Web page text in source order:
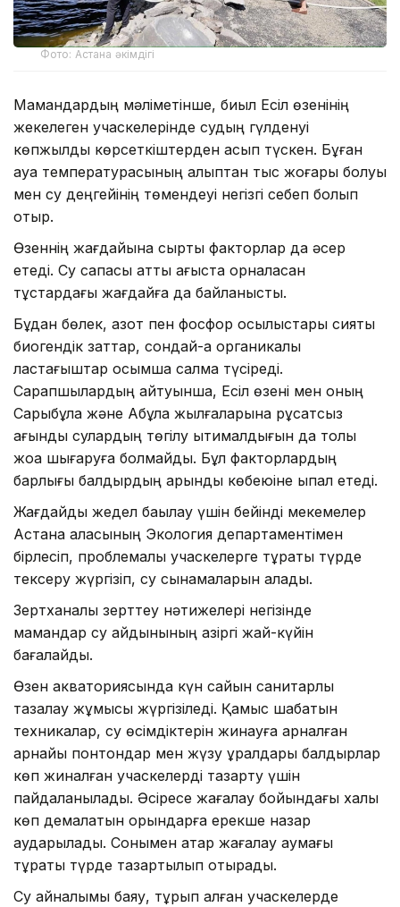
Фото: Астана әкімдігі
Мамандардың мәліметінше, биыл Есіл өзенінің
жекелеген учаскелерінде судың гүлденуі
көпжылдық көрсеткіштерден асып түскен. Бұған
ауа температурасының қалыптан тыс жоғары болуы
мен су деңгейінің төмендеуі негізгі себеп болып
отыр.
Өзеннің жағдайына сыртқы факторлар да әсер
етеді. Су сапасы қатты ағыста орналасқан
тұстардағы жағдайға да байланысты.
Бұдан бөлек, азот пен фосфор қосылыстары сияқты
биогендік заттар, сондай-ақ органикалық
ластағыштар қосымша салмақ түсіреді.
Сарапшылардың айтуынша, Есіл өзені мен оның
Сарыбұлақ және Ақбұлақ жылғаларына рұқсатсыз
ағынды сулардың төгілу ықтималдығын да толық
жоққа шығаруға болмайды. Бұл факторлардың
барлығы балдырдың қарқынды көбеюіне ықпал етеді.
Жағдайды жедел бақылау үшін бейінді мекемелер
Астана қаласының Экология департаментімен
бірлесіп, проблемалы учаскелерге тұрақты түрде
тексеру жүргізіп, су сынамаларын алады.
Зертханалық зерттеу нәтижелері негізінде
мамандар су айдынының қазіргі жай-күйін
бағалайды.
Өзен акваториясында күн сайын санитарлық
тазалау жұмысы жүргізіледі. Қамыс шабатын
техникалар, су өсімдіктерін жинауға арналған
арнайы понтондар мен жүзу құралдары балдырлар
көп жиналған учаскелерді тазарту үшін
пайдаланылады. Әсіресе жағалау бойындағы халық
көп демалатын орындарға ерекше назар
аударылады. Сонымен қатар жағалау аумағы
тұрақты түрде тазартылып отырады.
Су айналымы баяу, тұрып қалған учаскелерде